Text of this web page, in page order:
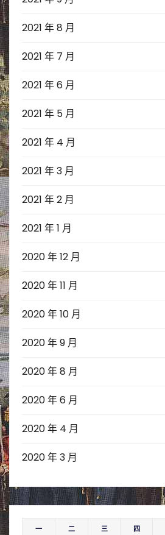
2021 年 8 月
2021 年 7 月
2021 年 6 月
2021 年 5 月
2021 年 4 月
2021 年 3 月
2021 年 2 月
2021 年 1 月
2020 年 12 月
2020 年 11 月
2020 年 10 月
2020 年 9 月
2020 年 8 月
2020 年 6 月
2020 年 4 月
2020 年 3 月
一 二 三 四